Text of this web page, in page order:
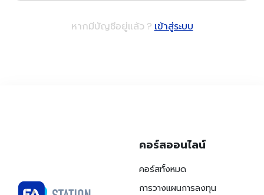
หากมีบัญชีอยู่แล้ว ? เข้าสู่ระบบ
คอร์สออนไลน์
คอร์สทั้งหมด
การวางแผนการลงทุน